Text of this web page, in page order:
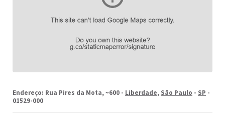
Endereço: Rua Pires da Mota, ~600 - Liberdade, São Paulo - SP -
01529-000